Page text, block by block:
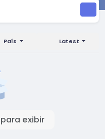
Latest
País
exibir